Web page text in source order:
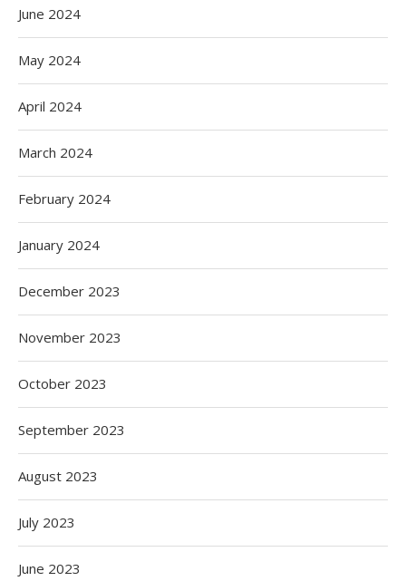
June 2024
May 2024
April 2024
March 2024
February 2024
January 2024
December 2023
November 2023
October 2023
September 2023
August 2023
July 2023
June 2023